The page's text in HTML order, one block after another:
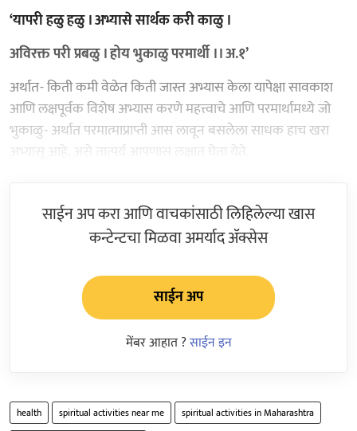
‘यापरी हळु हळु । अभ्यासे सार्थक करी काळु ।
अविरक्त परी प्रबळु । होय भुकाळु परमार्थी ।। अ.१’
अर्थात- किती कमी वेळेत किती जास्त अभ्यास केला यापेक्षा सावकाश
आणि लक्षपूर्वक विशेष अभ्यास करणे महत्त्वाचे आणि परमार्थामध्ये जो
भुकाळु- अर्थात परमात्माप्राप्ती आस लावून बसलेला साधक हाच खरा
अभ्यासू आहे, असे तात्पर्य आपणास लक्षात घेता येते.
साईन अप करा आणि वाचकांसाठी लिहिलेल्या खास
कन्टेन्टचा मिळवा अमर्याद ॲक्सेस
साईन अप
मेंबर आहात ?साईन इन
health spiritual activities near me spiritual activities in Maharashtra